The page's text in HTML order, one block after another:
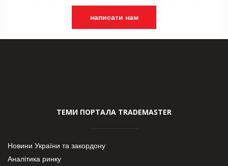
написати нам
ТЕМИ ПОРТАЛА TRADEMASTER
Новини України та закордону
Аналітика ринку